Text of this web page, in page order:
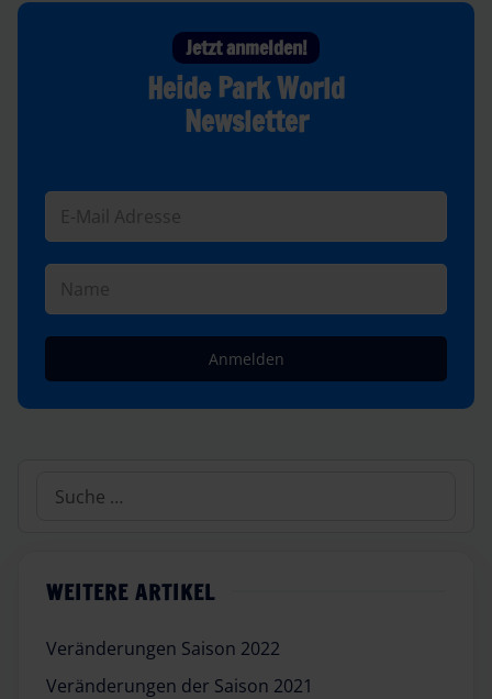
Jetzt anmelden!
Heide Park World
Newsletter
Anmelden
Suchen
WEITERE ARTIKEL
Veränderungen Saison 2022
Veränderungen der Saison 2021